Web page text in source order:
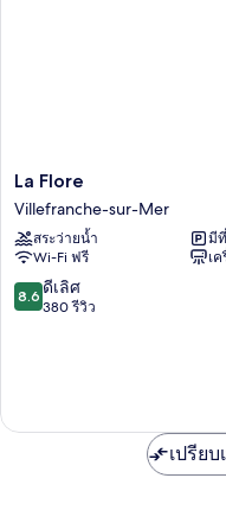
La
Flore
Villefranche-
sur-
Mer
La Flore
Villefranche-sur-Mer
สระว่ายน้ำ
มี
Wi-Fi ฟรี
เ
8.6
จาก
8.6 ดีเลิศ
380 รีวิว
เปรีย